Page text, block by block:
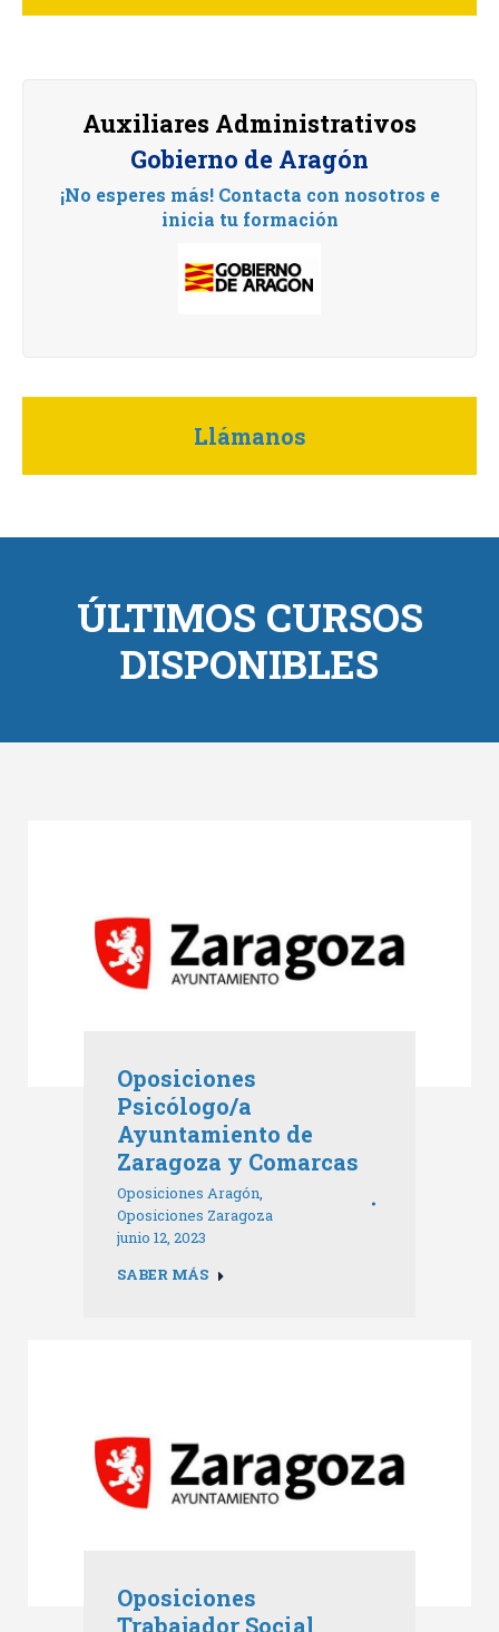
Auxiliares Administrativos
Gobierno de Aragón
¡No esperes más! Contacta con nosotros e
inicia tu formación
Llámanos
ÚLTIMOS CURSOS
DISPONIBLES
Oposiciones
Psicólogo/a
Ayuntamiento de
Zaragoza y Comarcas
Oposiciones Aragón,
Oposiciones Zaragoza
junio 12, 2023
SABER MÁS
Oposiciones
Trabajador Social